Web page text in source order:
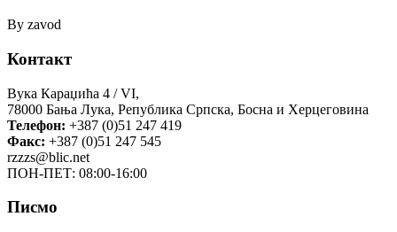
By zavod
Контакт
Вука Караџића 4 / VI,
78000 Бања Лука, Република Српска, Босна и Херцеговина
Телефон: +387 (0)51 247 419
Факс: +387 (0)51 247 545
rzzzs@blic.net
ПОН-ПЕТ: 08:00-16:00
Писмо